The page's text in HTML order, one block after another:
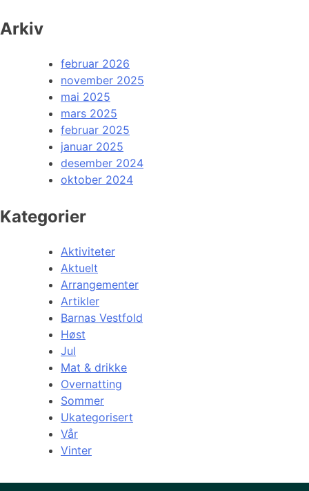
Arkiv
februar 2026
november 2025
mai 2025
mars 2025
februar 2025
januar 2025
desember 2024
oktober 2024
Kategorier
Aktiviteter
Aktuelt
Arrangementer
Artikler
Barnas Vestfold
Høst
Jul
Mat & drikke
Overnatting
Sommer
Ukategorisert
Vår
Vinter